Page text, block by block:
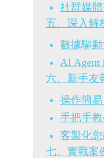
社群媒
五、深入解
數據驅
AI
六、新手友
操作簡
手把手
客製化
七、實戰案